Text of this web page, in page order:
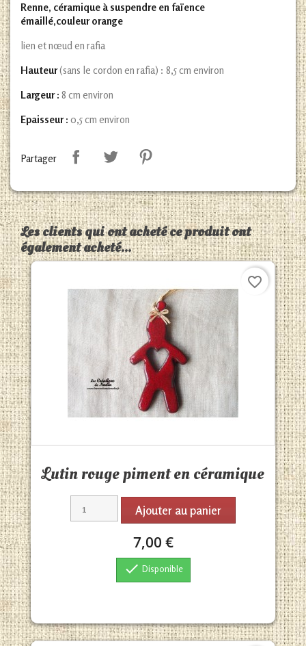
Renne, céramique à suspendre en faïence
émaillé,couleur orange
lien et nœud en rafia
Hauteur(sans le cordon en rafia) : 8,5 cm environ
Largeur : 8 cm environ
Epaisseur : 0,5 cm environ
Partager
Les clients qui ont acheté ce produit ont
également acheté...
Lutin rouge piment en céramique
Ajouter au panier
7,00 €
 Disponible
favorite_border